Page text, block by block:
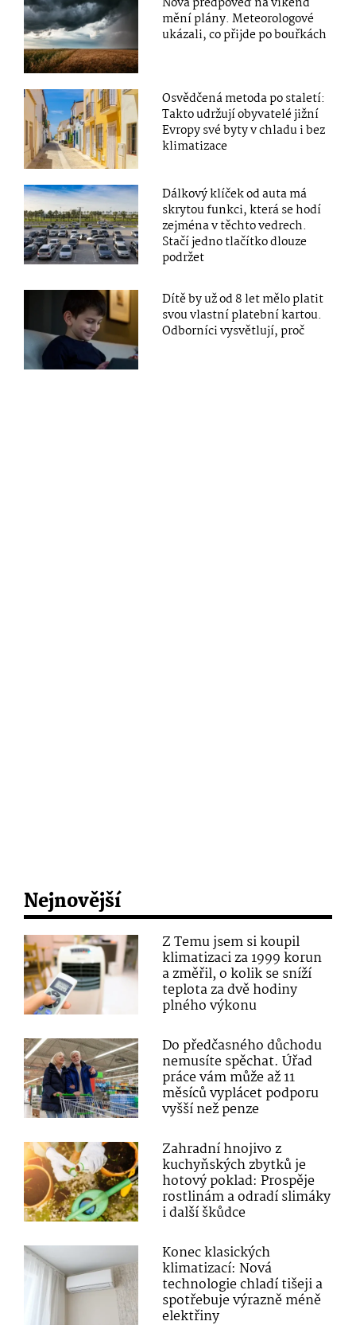
mění plány. Meteorologové
ukázali, co přijde po bouřkách
Osvědčená metoda po staletí:
Takto udržují obyvatelé jižní
Evropy své byty v chladu i bez
klimatizace
Dálkový klíček od auta má
skrytou funkci, která se hodí
zejména v těchto vedrech.
Stačí jedno tlačítko dlouze
podržet
Dítě by už od 8 let mělo platit
svou vlastní platební kartou.
Odborníci vysvětlují, proč
Nejnovější
Z Temu jsem si koupil
klimatizaci za 1999 korun
a změřil, o kolik se sníží
teplota za dvě hodiny
plného výkonu
Do předčasného důchodu
nemusíte spěchat. Úřad
práce vám může až 11
měsíců vyplácet podporu
vyšší než penze
Zahradní hnojivo z
kuchyňských zbytků je
hotový poklad: Prospěje
rostlinám a odradí slimáky
i další škůdce
Konec klasických
klimatizací: Nová
technologie chladí tišeji a
spotřebuje výrazně méně
elektřiny